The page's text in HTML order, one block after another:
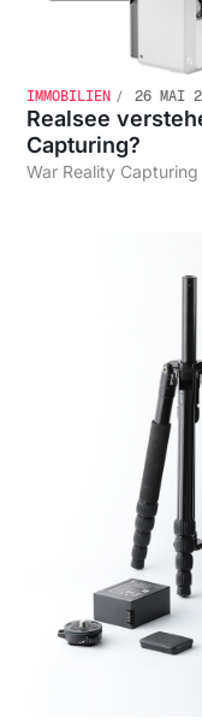
IMMOBILIEN 26 MAI
Realsee
Capturing?
War Reality